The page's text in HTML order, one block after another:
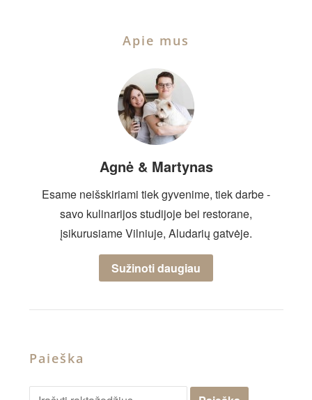
Apie mus
Agnė & Martynas
Esame neišskiriami tiek gyvenime, tiek darbe -
savo kulinarijos studijoje bei restorane,
įsikurusiame Vilniuje, Aludarių gatvėje.
Sužinoti daugiau
Paieška